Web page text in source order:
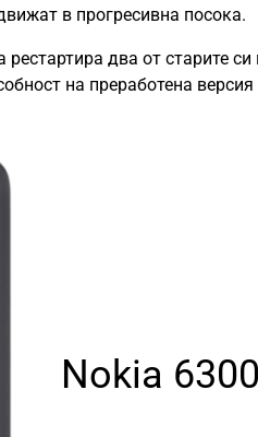
в прогресивна посока.
два от старите си
на преработена
Nokia